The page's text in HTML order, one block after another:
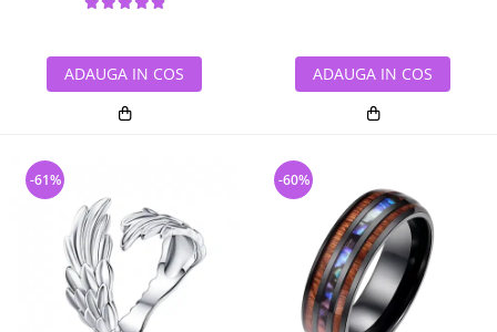
ADAUGA IN COS ADAUGA IN COS
-61% -60%